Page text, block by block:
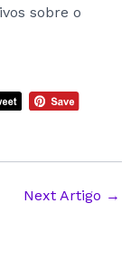
sobre o
Next Artigo →